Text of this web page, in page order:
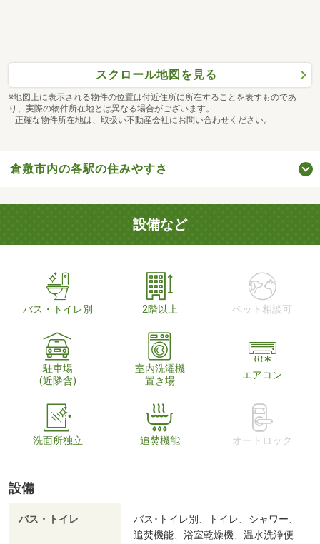
スクロール地図を見る
※地図上に表示される物件の位置は付近住所に所在することを表すものであ
り、実際の物件所在地とは異なる場合がございます。
正確な物件所在地は、取扱い不動産会社にお問い合わせください。
倉敷市内の各駅の住みやすさ
設備など
バス・トイレ別 2階以上 ペット相談可
駐車場
(近隣含)
室内洗濯機
置き場
エアコン
洗面所独立 追焚機能 オートロック
設備
バス・トイレ
バス･トイレ別、トイレ、シャワー、
追焚機能、浴室乾燥機、温水洗浄便